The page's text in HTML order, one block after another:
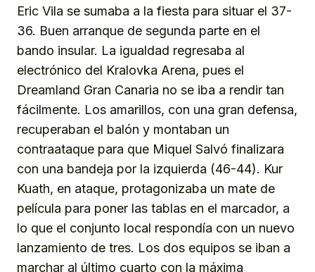
Eric Vila se sumaba a la fiesta para situar el 37-
36. Buen arranque de segunda parte en el
bando insular. La igualdad regresaba al
electrónico del Kralovka Arena, pues el
Dreamland Gran Canaria no se iba a rendir tan
fácilmente. Los amarillos, con una gran defensa,
recuperaban el balón y montaban un
contraataque para que Miquel Salvó finalizara
con una bandeja por la izquierda (46-44). Kur
Kuath, en ataque, protagonizaba un mate de
película para poner las tablas en el marcador, a
lo que el conjunto local respondía con un nuevo
lanzamiento de tres. Los dos equipos se iban a
marchar al último cuarto con la máxima